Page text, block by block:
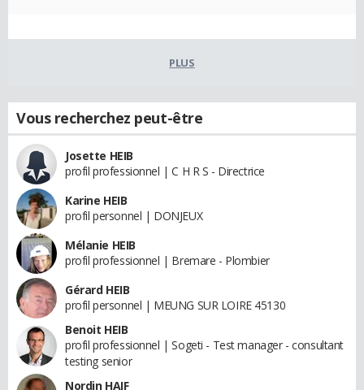
PLUS
Vous recherchez peut-être
Josette HEIB
profil professionnel | C H R S - Directrice
Karine HEIB
profil personnel | DONJEUX
Mélanie HEIB
profil professionnel | Bremare - Plombier
Gérard HEIB
profil personnel | MEUNG SUR LOIRE 45130
Benoit HEIB
profil professionnel | Sogeti - Test manager - consultant
testing senior
Nordin HAIF